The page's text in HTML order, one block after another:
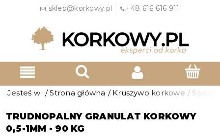
sklep@korkowy.pl +48 616 616 911
Jesteś w / Strona główna / Kruszywo korkowe /
TRUDNOPALNY GRANULAT KORKOWY
0,5-1MM - 90 KG